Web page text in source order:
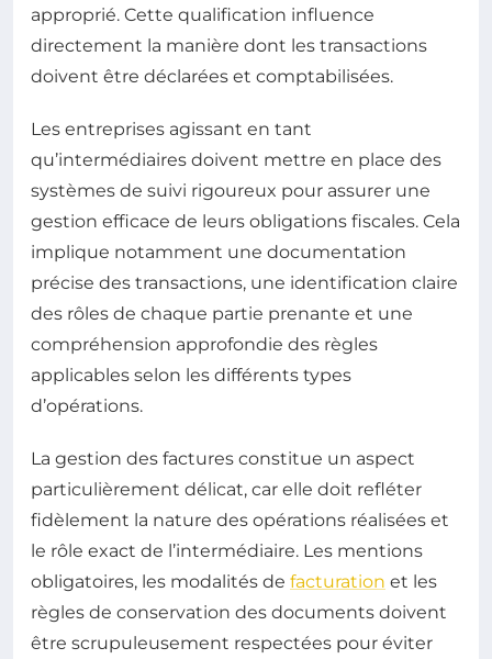
approprié. Cette qualification influence
directement la manière dont les transactions
doivent être déclarées et comptabilisées.
Les entreprises agissant en tant
qu’intermédiaires doivent mettre en place des
systèmes de suivi rigoureux pour assurer une
gestion efficace de leurs obligations fiscales. Cela
implique notamment une documentation
précise des transactions, une identification claire
des rôles de chaque partie prenante et une
compréhension approfondie des règles
applicables selon les différents types
d’opérations.
La gestion des factures constitue un aspect
particulièrement délicat, car elle doit refléter
fidèlement la nature des opérations réalisées et
le rôle exact de l’intermédiaire. Les mentions
obligatoires, les modalités de facturation et les
règles de conservation des documents doivent
être scrupuleusement respectées pour éviter